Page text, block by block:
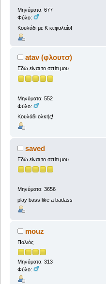
Μηνύματα: 677
Φύλο:
Κουλάδι με Κ κεφαλαίο!
atav (φλουτσ)
Εδώ είναι το σπίτι μου
Μηνύματα: 552
Φύλο:
Κουλάδι ολκής!
saved
Εδώ είναι το σπίτι μου
Μηνύματα: 3656
play bass like a badass
mouz
Παλιός
Μηνύματα: 313
Φύλο: